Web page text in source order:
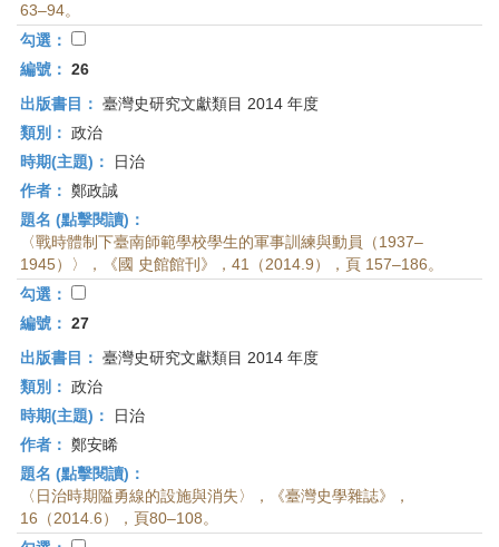
63–94。
勾選：
編號： 26
出版書目： 臺灣史研究文獻類目 2014 年度
類別： 政治
時期(主題)：
日治
作者： 鄭政誠
題名 (點擊閱讀)：
〈戰時體制下臺南師範學校學生的軍事訓練與動員（1937–
1945）〉，《國 史館館刊》，41（2014.9），頁 157–186。
勾選：
編號： 27
出版書目： 臺灣史研究文獻類目 2014 年度
類別： 政治
時期(主題)：
日治
作者： 鄭安睎
題名 (點擊閱讀)：
〈日治時期隘勇線的設施與消失〉，《臺灣史學雜誌》，
16（2014.6），頁80–108。